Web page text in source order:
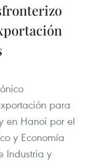
para
en Hanoi por el
y Economía
Industria y